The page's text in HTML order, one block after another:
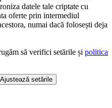
datele tale criptate cu
oferte prin intermediul
numai dacă folosești deja
să verifici setările și politica
Ajustează setările